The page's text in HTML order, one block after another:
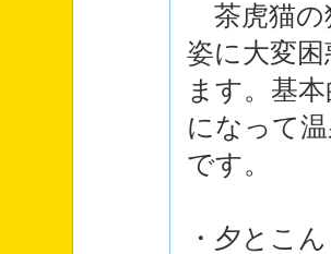
茶虎猫の
姿に大変
ます。基
になって
です。
・夕とこ